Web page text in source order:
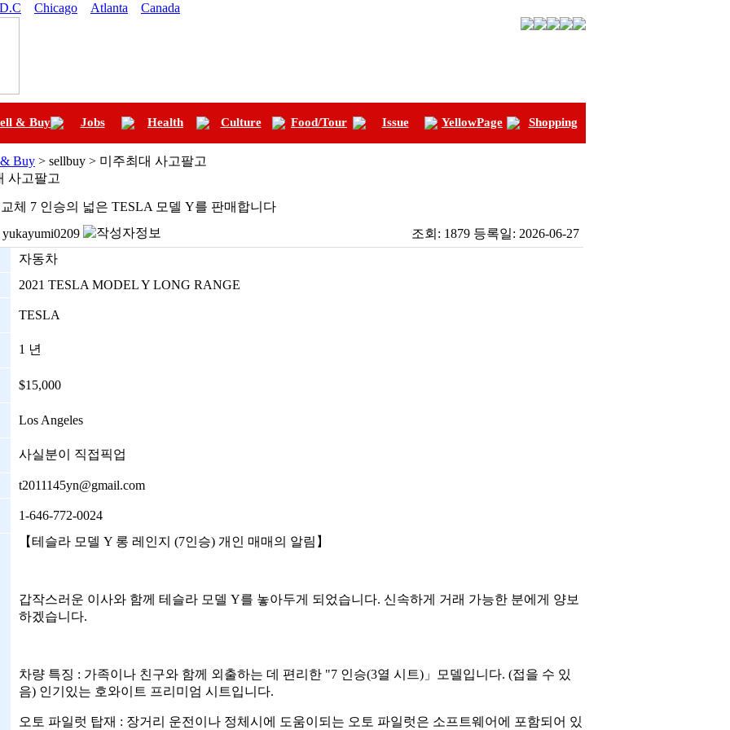
Chicago Atlanta Canada
& Buy Jobs Health Culture Food/Tour Issue YellowPage Shopping
Buy > sellbuy > 미주최대 사고팔고
사고팔고
체 7 인승의 넓은 TESLA 모델 Y를 판매합니다
yukayumi0209
조회: 1879 등록일: 2026-06-27
자동차
2021 TESLA MODEL Y LONG RANGE
TESLA
1 년
$15,000
Los Angeles
사실분이 직접픽업
t2011145yn@gmail.com
1-646-772-0024
【테슬라 모델 Y 롱 레인지 (7인승) 개인 매매의 알림】
갑작스러운 이사와 함께 테슬라 모델 Y를 놓아두게 되었습니다. 신속하게 거래 가능한 분에게 양보
하겠습니다.
차량 특징 : 가족이나 친구와 함께 외출하는 데 편리한 "7 인승(3열 시트)」모델입니다. (접을 수 있
음) 인기있는 호와이트 프리미엄 시트입니다.
오토 파일럿 탑재 : 장거리 운전이나 정체시에 도움이되는 오토 파일럿은 소프트웨어에 포함되어 있